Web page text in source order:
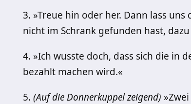
3. »Treue hin oder her. Dann lass
nicht im Schrank gefunden hast,
4. »Ich wusste doch, dass sich die in
bezahlt machen wird.«
5. (Auf die Donnerkuppel zeigend)